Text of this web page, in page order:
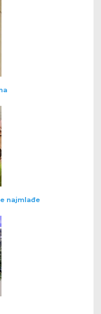
najmlađe